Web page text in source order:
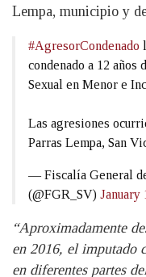
Lempa, municipio y
#AgresorCondenado
condenado a 12
Sexual en Menor e
Las agresiones
Parras Lempa, San
— Fiscalía General
(@FGR_SV) January
“Aproximadamente
en 2016, el imputado
en diferentes partes